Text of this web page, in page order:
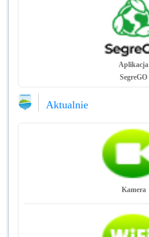
Aplikacja
SegreGO
Aktualnie
Kamera